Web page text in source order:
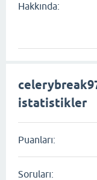
Hakkında:
istatistikler
Puanları:
Soruları: